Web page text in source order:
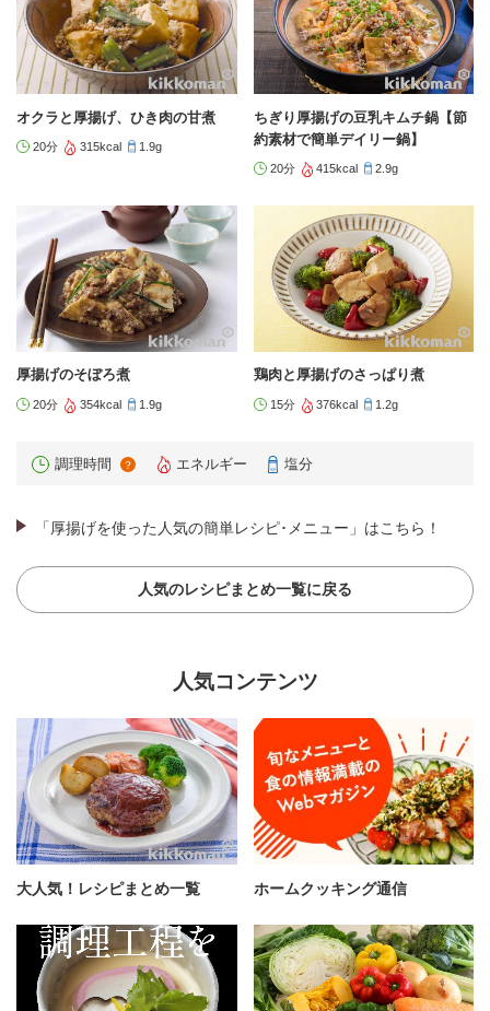
オクラと厚揚げ、ひき肉の甘煮
20分 315kcal 1.9g
ちぎり厚揚げの豆乳キムチ鍋【節
約素材で簡単デイリー鍋】
20分 415kcal 2.9g
厚揚げのそぼろ煮
20分 354kcal 1.9g
鶏肉と厚揚げのさっぱり煮
15分 376kcal 1.2g
調理時間 ？ エネルギー 塩分
「厚揚げを使った人気の簡単レシピ･メニュー」はこちら！
人気のレシピまとめ一覧に戻る
人気コンテンツ
大人気！レシピまとめ一覧 ホームクッキング通信